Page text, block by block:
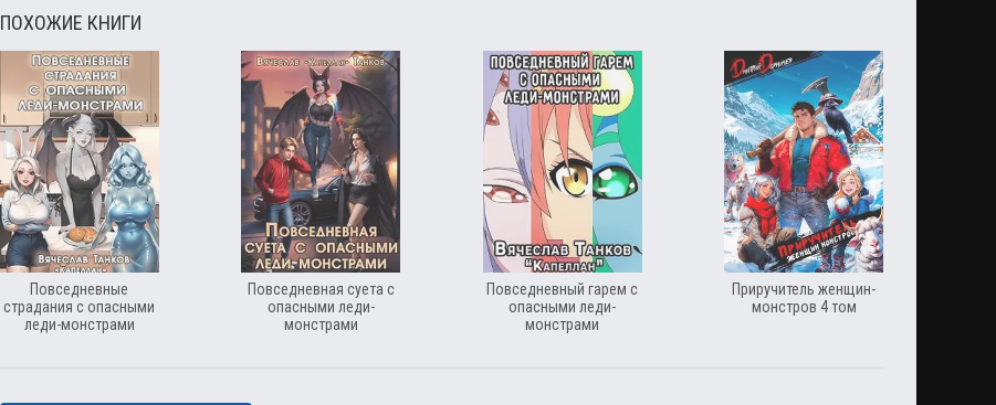
ПОХОЖИЕ КНИГИ
Повседневные
страдания с опасными
леди-монстрами
Повседневная суета с
опасными леди-
монстрами
Повседневный гарем с
опасными леди-
монстрами
Приручитель женщин-
монстров 4 том